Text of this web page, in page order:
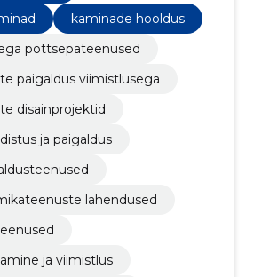
kaminade hooldus
pottsepateenused
paigaldus viimistlusega
disainprojektid
ja paigaldus
lahendused
ja viimistlus